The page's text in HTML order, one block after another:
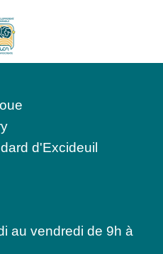
d'Excideuil
au vendredi de 9h à